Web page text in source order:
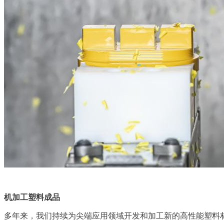
机加工塑料成品
多年来，我们持续为尖端应用领域开发和加工新的高性能塑料